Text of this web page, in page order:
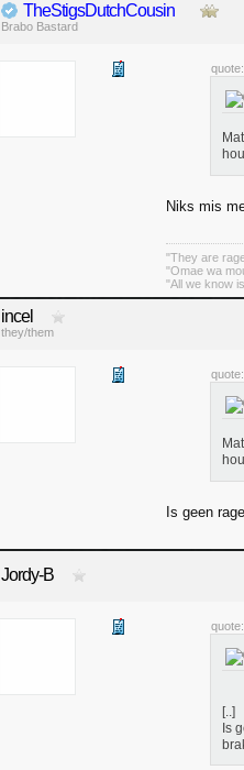
TheStigsDutchCousin
Brabo Bastard
quote:
Niks mis
"They are
"Omae wa
"All we know
incel
they/them
quote:
Is geen
Jordy-B
quote:
[..]
Is